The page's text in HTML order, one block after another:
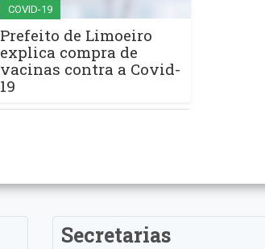
COVID-19
Prefeito de Limoeiro
explica compra de
vacinas contra a Covid-
19
Secretarias